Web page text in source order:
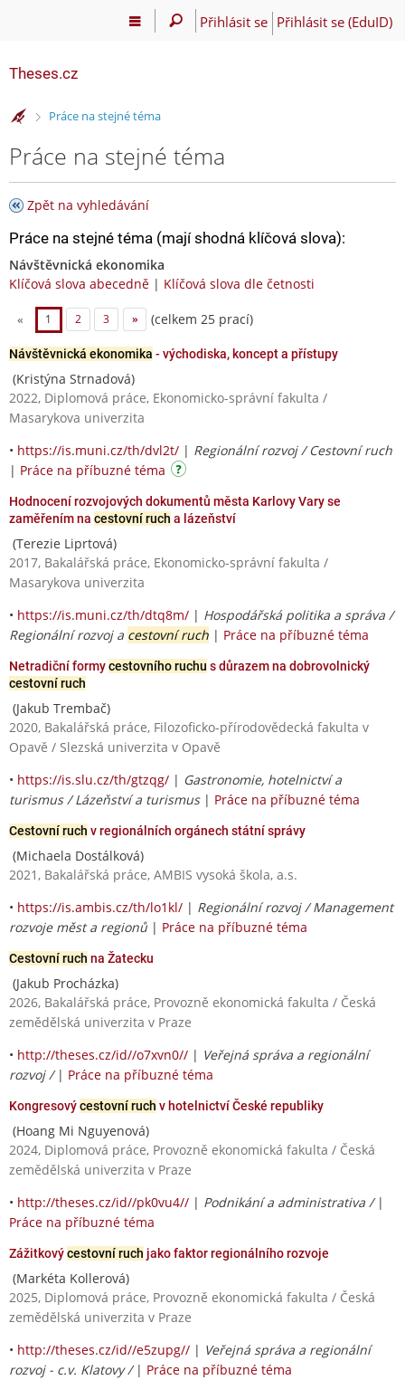
Přihlásit se Přihlásit se (EduID)
Theses.cz
>Práce na stejné téma
Práce na stejné téma
Zpět na vyhledávání
Práce na stejné téma (mají shodná klíčová slova):
Návštěvnická ekonomika
Klíčová slova abecedně | Klíčová slova dle četnosti
« 1 2 3 » (celkem 25 prací)
Návštěvnická ekonomika - východiska, koncept a přístupy
(Kristýna Strnadová)
2022, Diplomová práce, Ekonomicko-správní fakulta /
Masarykova univerzita
• https://is.muni.cz/th/dvl2t/ | Regionální rozvoj / Cestovní ruch
| Práce na příbuzné téma
Hodnocení rozvojových dokumentů města Karlovy Vary se
zaměřením na cestovní ruch a lázeňství
(Terezie Liprtová)
2017, Bakalářská práce, Ekonomicko-správní fakulta /
Masarykova univerzita
• https://is.muni.cz/th/dtq8m/ | Hospodářská politika a správa /
Regionální rozvoj a cestovní ruch | Práce na příbuzné téma
Netradiční formycestovního ruchu s důrazem na dobrovolnický
cestovní ruch
(Jakub Trembač)
2020, Bakalářská práce, Filozoficko-přírodovědecká fakulta v
Opavě / Slezská univerzita v Opavě
• https://is.slu.cz/th/gtzqg/ | Gastronomie, hotelnictví a
turismus / Lázeňství a turismus| Práce na příbuzné téma
Cestovní ruch v regionálních orgánech státní správy
(Michaela Dostálková)
2021, Bakalářská práce, AMBIS vysoká škola, a.s.
• https://is.ambis.cz/th/lo1kl/ | Regionální rozvoj / Management
rozvoje měst a regionů | Práce na příbuzné téma
Cestovní ruch na Žatecku
(Jakub Procházka)
2026, Bakalářská práce, Provozně ekonomická fakulta / Česká
zemědělská univerzita v Praze
• http://theses.cz/id//o7xvn0// | Veřejná správa a regionální
rozvoj / | Práce na příbuzné téma
Kongresovýcestovní ruch v hotelnictví České republiky
(Hoang Mi Nguyenová)
2024, Diplomová práce, Provozně ekonomická fakulta / Česká
zemědělská univerzita v Praze
• http://theses.cz/id//pk0vu4// | Podnikání a administrativa / |
Práce na příbuzné téma
Zážitkovýcestovní ruch jako faktor regionálního rozvoje
(Markéta Kollerová)
2025, Diplomová práce, Provozně ekonomická fakulta / Česká
zemědělská univerzita v Praze
• http://theses.cz/id//e5zupg// | Veřejná správa a regionální
rozvoj - c.v. Klatovy / | Práce na příbuzné téma